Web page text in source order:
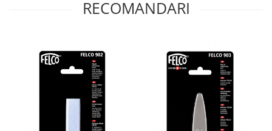
RECOMANDARI